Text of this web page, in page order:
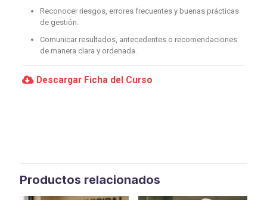
Reconocer riesgos, errores frecuentes y buenas prácticas
de gestión.
Comunicar resultados, antecedentes o recomendaciones
de manera clara y ordenada.
Descargar Ficha del Curso
Productos relacionados